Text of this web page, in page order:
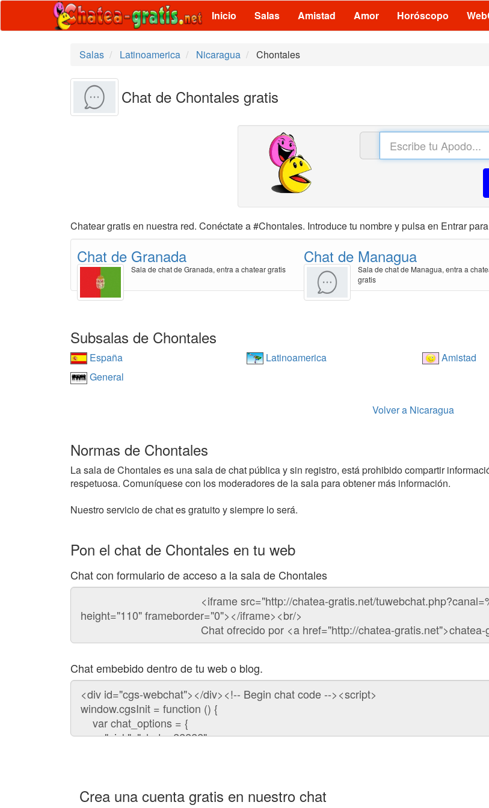
Inicio Salas Amistad Amor Horóscopo
Salas Latinoamerica Nicaragua Chontales
Chat de Chontales gratis
Chatear gratis en nuestra red. Conéctate a #Chontales. Introduce tu nombre y pulsa en Entrar
Chat de Granada
Sala de chat de Granada, entra a chatear gratis
Chat de Managua
Sala de chat de Managua, entra a
gratis
Subsalas de Chontales
España Latinoamerica Amistad
General
Volver a Nicaragua
Normas de Chontales
La sala de Chontales es una sala de chat pública y sin registro, está prohibido compartir
respetuosa. Comuníquese con los moderadores de la sala para obtener más información.
Nuestro servicio de chat es gratuito y siempre lo será.
Pon el chat de Chontales en tu web
Chat con formulario de acceso a la sala de Chontales
Código
chat
Chat embebido dentro de tu web o blog.
Código
para
embeber
chat
Crea una cuenta gratis en nuestro chat